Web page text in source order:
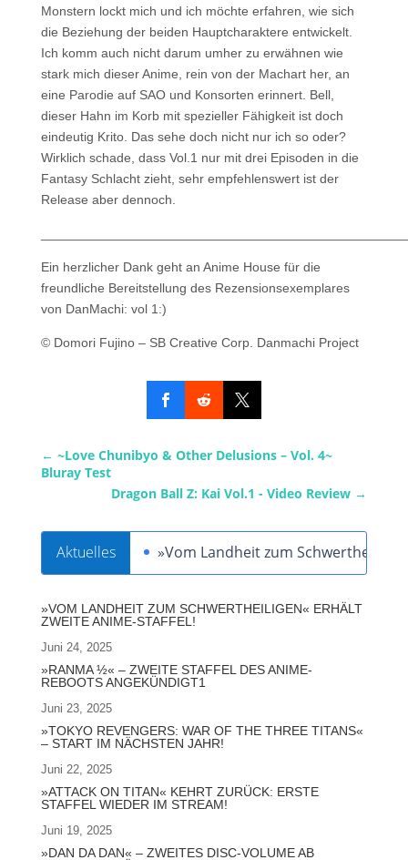
Monstern lockt mich und ich möchte erfahren, wie sich
die Beziehung der beiden Hauptcharaktere entwickelt.
Ich komm auch nicht darum umher zu erwähnen wie
stark mich dieser Anime, rein von der Machart her, an
eine Parodie auf SAO und Konsorten erinnert. Bell,
dieser Hahn im Korb mit spezieller Fähigkeit ist doch
eindeutig Krito. Das sehe doch nicht nur ich so oder?
Wirklich schade, dass Vol.1 nur mit drei Episoden in die
Fantasy Schlacht zieht, sehr empfehlenswert ist der
Release aber dennoch.
Ein herzlicher Dank geht an Anime House für die
freundliche Bereitstellung des Rezensionsexemplares
von DanMachi: vol 1:)
© Domori Fujino – SB Creative Corp. Danmachi Project
← ~Love Chunibyo & Other Delusions – Vol. 4~
Bluray Test
Dragon Ball Z: Kai Vol.1 - Video Review →
Aktuelles »Vom Landheit zum
»VOM LANDHEIT ZUM SCHWERTHEILIGEN« ERHÄLT
ZWEITE ANIME-STAFFEL!
Juni 24, 2025
»RANMA ½« – ZWEITE STAFFEL DES ANIME-
REBOOTS ANGEKÜNDIGT1
Juni 23, 2025
»TOKYO REVENGERS: WAR OF THE THREE TITANS«
– START IM NÄCHSTEN JAHR!
Juni 22, 2025
»ATTACK ON TITAN« KEHRT ZURÜCK: ERSTE
STAFFEL WIEDER IM STREAM!
Juni 19, 2025
»DAN DA DAN« – ZWEITES DISC-VOLUME AB